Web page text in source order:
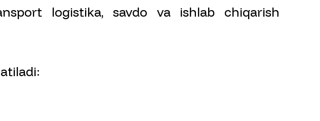
logistika, savdo va ishlab chiqarish